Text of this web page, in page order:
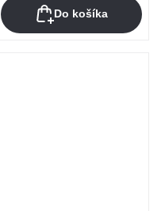
Do košíka